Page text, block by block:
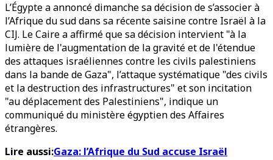
L’Égypte a annoncé dimanche sa décision de s’associer à
l’Afrique du sud dans sa récente saisine contre Israël à la
CIJ. Le Caire a affirmé que sa décision intervient "à la
lumière de l'augmentation de la gravité et de l'étendue
des attaques israéliennes contre les civils palestiniens
dans la bande de Gaza", l’attaque systématique "des civils
et la destruction des infrastructures" et son incitation
"au déplacement des Palestiniens", indique un
communiqué du ministère égyptien des Affaires
étrangères.
Lire aussi:Gaza: l’Afrique du Sud accuse Israël